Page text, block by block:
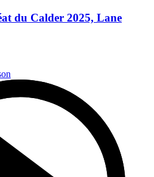
du Calder 2025, Lane